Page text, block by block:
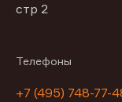
стр 2
Телефоны
+7 (495) 748-77-